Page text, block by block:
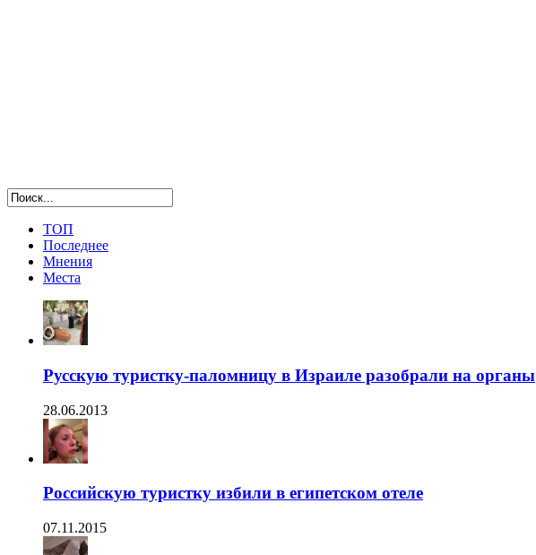
ТОП
Последнее
Мнения
Места
Русскую туристку-паломницу в Израиле разобрали на органы
28.06.2013
Российскую туристку избили в египетском отеле
07.11.2015